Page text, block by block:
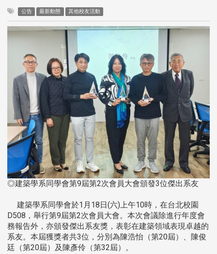
公告 最新動態 其他校友活動
◎建築學系同學會第9屆第2次會員大會頒發3位傑出系友
建築學系同學會於1月18日(六)上午10時，在台北校園
D508，舉行第9屆第2次會員大會。本次會議除進行年度會
務報告外，亦頒發傑出系友獎，表彰在建築領域表現卓越的
系友。本屆獲獎者共3位，分別為陳浩怡（第20屆）、陳俊
廷（第20屆）及陳彥伶（第32屆）。